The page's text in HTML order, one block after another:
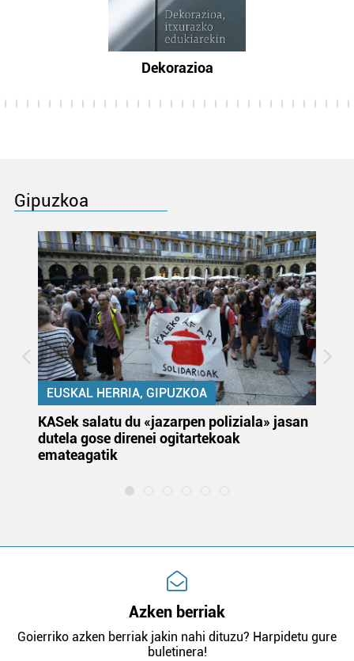
Dekorazioa
Gipuzkoa
EUSKAL HERRIA, GIPUZKOA
KASek salatu du «jazarpen poliziala» jasan
dutela gose direnei ogitartekoak
emateagatik
Azken berriak
Goierriko azken berriak jakin nahi dituzu? Harpidetu gure
buletinera!